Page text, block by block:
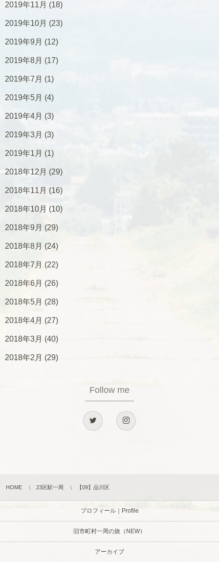
2019年11月 (18)
2019年10月 (23)
2019年9月 (12)
2019年8月 (17)
2019年7月 (1)
2019年5月 (4)
2019年4月 (3)
2019年3月 (3)
2019年1月 (1)
2018年12月 (29)
2018年11月 (16)
2018年10月 (10)
2018年9月 (29)
2018年8月 (24)
2018年7月 (22)
2018年6月 (26)
2018年5月 (28)
2018年4月 (27)
2018年3月 (40)
2018年2月 (29)
Follow me
HOME 23区駅一周 【09】品川区
プロフィール｜Profile
旧市町村一周の旅（NEW）
アーカイブ